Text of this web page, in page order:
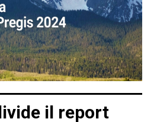
il report